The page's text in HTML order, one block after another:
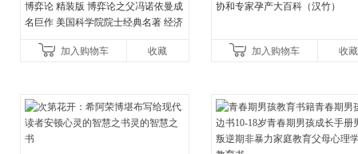
博弈论 精装版 博弈论之父冯诺依曼成
名巨作 美国科学院院士经典名著 经济
加入购物车
收藏
协和专家孕产大百科（汉竹）
加入购物车 收藏